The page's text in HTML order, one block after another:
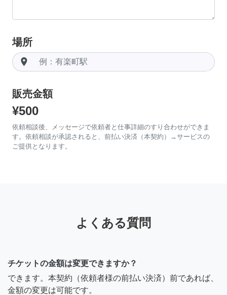
場所
room
販売金額
¥500
依頼相談後、メッセージで依頼者と仕事詳細のすり合わせができま
す。依頼相談が承認されると、前払い決済（本契約）→サービスの
ご提供となります。
よくある質問
チケットの金額は変更できますか？
できます。本契約（依頼者様の前払い決済）前であれば、
金額の変更は可能です。